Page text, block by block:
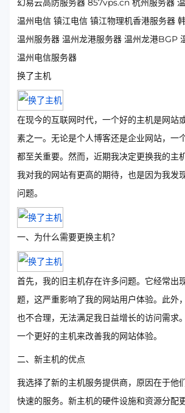
幻易云高防服务器 857vps.cn 杭州服务器
温州电信 镇江电信 镇江物理机香港服务器
温州服务器 温州龙港服务器 温州龙港BGP
温州电信服务器
换了主机
在现今的互联网时代，一个好的主机是网站
素之一。无论是个人博客还是企业网站，一
都至关重要。然而，近期我决定更换我的主
我对我的网站有更高的期待，也是因为我发
问题。
一、为什么需要更换主机？
首先，我的旧主机存在许多问题。它经常出
题，这严重影响了我的网站用户体验。此外
也不合理，无法满足我日益增长的访问需求
一个更好的主机来改善我的网站体验。
二、新主机的优点
我选择了新的主机服务提供商，原因在于他
快速的服务。新主机的硬件设施和资源分配